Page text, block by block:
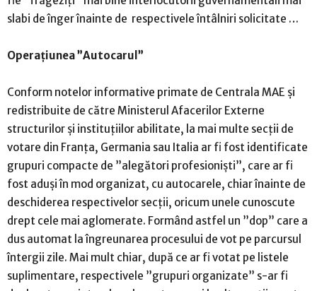
slabi de înger înainte de respectivele întâlniri solicitate …
Operațiunea ”Autocarul”
Conform notelor informative primate de Centrala MAE și
redistribuite de către Ministerul Afacerilor Externe
structurilor și instituțiilor abilitate, la mai multe secții de
votare din Franța, Germania sau Italia ar fi fost identificate
grupuri compacte de ”alegători profesioniști”, care ar fi
fost aduși în mod organizat, cu autocarele, chiar înainte de
deschiderea respectivelor secții, oricum unele cunoscute
drept cele mai aglomerate. Formând astfel un ”dop” care a
dus automat la îngreunarea procesului de vot pe parcursul
întergii zile. Mai mult chiar, după ce ar fi votat pe listele
suplimentare, respectivele ”grupuri organizate” s-ar fi